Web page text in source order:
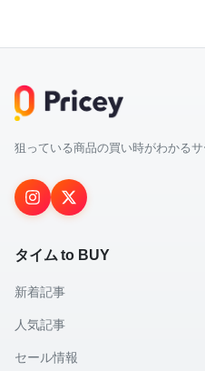
狙っている商品の買い時がわかる
タイム to BUY
新着記事
人気記事
セール情報